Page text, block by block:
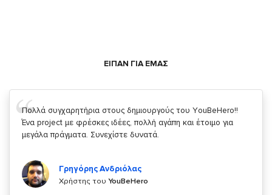
ΕΙΠΑΝ ΓΙΑ ΕΜΑΣ
Πολλά συγχαρητήρια στους δημιουργούς του ΥouBeHero!!
Ένα project με φρέσκες ιδέες, πολλή αγάπη και έτοιμο για
μεγάλα πράγματα. Συνεχίστε δυνατά.
Γρηγόρης Ανδριόλας
Χρήστης του YouBeHero